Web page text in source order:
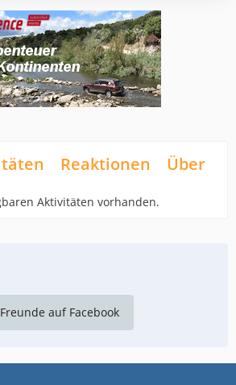
Reaktionen Über
Aktivitäten vorhanden.
auf Facebook